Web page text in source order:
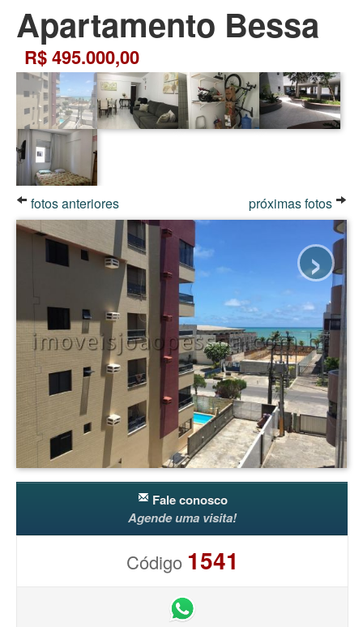
Apartamento Bessa
R$ 495.000,00
fotos anteriores próximas fotos
›
Fale conosco
Agende uma visita!
Código 1541